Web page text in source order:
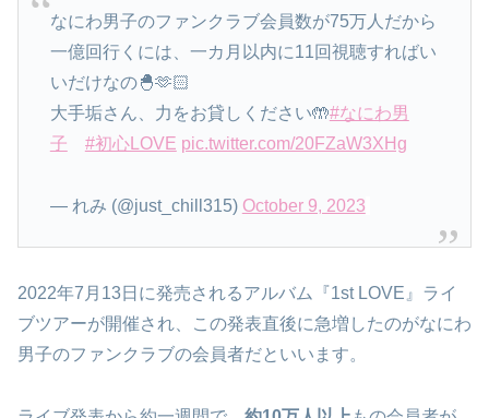
なにわ男子のファンクラブ会員数が75万人だから
一億回行くには、一カ月以内に11回視聴すればい
いだけなの🐣🫶🏻
大手垢さん、力をお貸しください🤲#なにわ男
子
#初心LOVE pic.twitter.com/20FZaW3XHg
— れみ (@just_chill315) October 9, 2023
2022年7月13日に発売されるアルバム『1st LOVE』ライ
ブツアーが開催され、この発表直後に急増したのがなにわ
男子のファンクラブの会員者だといいます。